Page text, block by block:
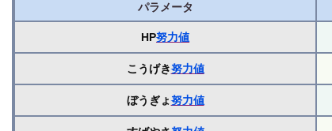
パラメータ
HP努力値
こうげき努力値
ぼうぎょ努力値